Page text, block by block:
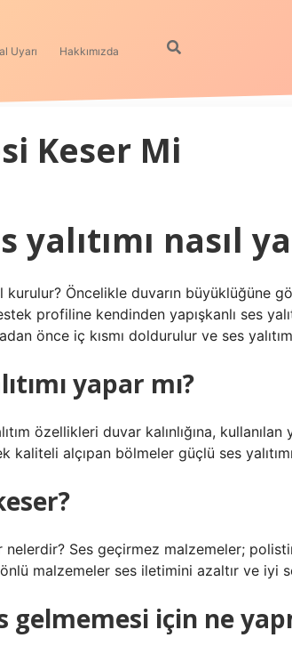
Uyarı Hakkımızda
Keser Mi
yalıtımı nasıl
kurulur? Öncelikle duvarın büyüklüğüne
profiline kendinden yapışkanlı ses
önce iç kısmı doldurulur ve ses
yapar mı?
özellikleri duvar kalınlığına,
kaliteli alçıpan bölmeler güçlü ses
nelerdir? Ses geçirmez malzemeler;
malzemeler ses iletimini azaltır ve iyi
gelmemesi için ne